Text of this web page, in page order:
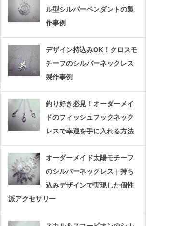
ル型シルバーペンダントの製
作事例
デザイン持込みOK！クロスモ
チーフのシルバーネックレス
製作事例
釣り好き必見！オーダーメイ
ドのフィッシュフックネック
レスで幸運を手に入れる方法
オーダーメイド太陽モチーフ
のシルバーネックレス｜持ち
込みデザインで実現した個性
派アクセサリー